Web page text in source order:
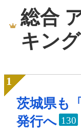
総合
キング
茨城県も
発行へ 130